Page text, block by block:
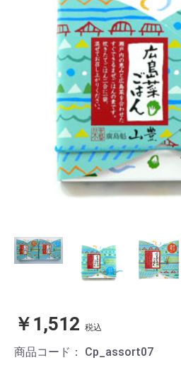
￥1,512 税込
商品コード： Cp_assort07